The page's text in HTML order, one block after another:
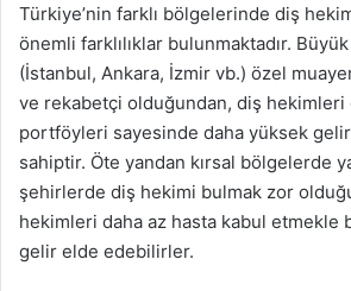
Türkiye’nin farklı bölgelerinde diş
önemli farklılıklar bulunmaktadır.
(İstanbul, Ankara, İzmir vb.) özel
ve rekabetçi olduğundan, diş
portföyleri sayesinde daha yüksek
sahiptir. Öte yandan kırsal bölgelerde
şehirlerde diş hekimi bulmak zor
hekimleri daha az hasta kabul etmekle
gelir elde edebilirler.